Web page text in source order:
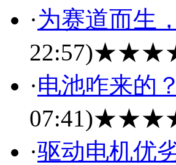
·为赛道而生
22:57)
·电池咋来的
07:41)
·驱动电机优